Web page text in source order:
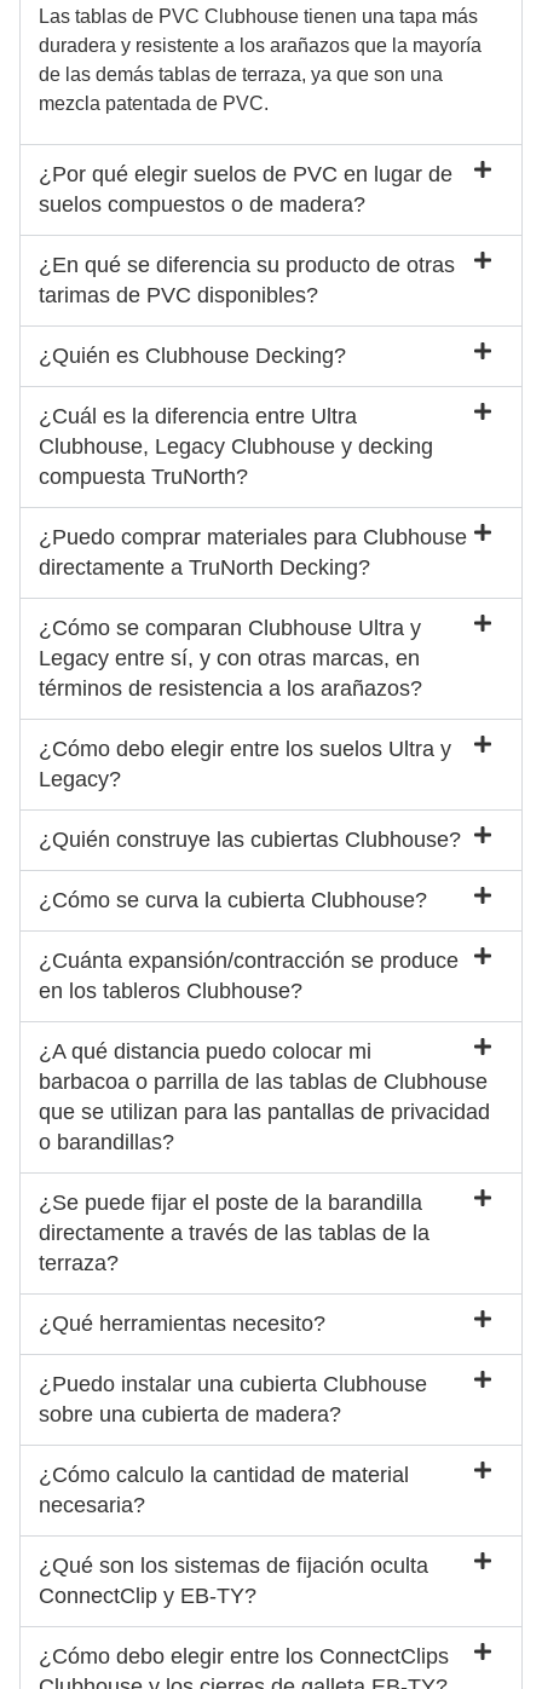
Las tablas de PVC Clubhouse tienen una tapa más
duradera y resistente a los arañazos que la mayoría
de las demás tablas de terraza, ya que son una
mezcla patentada de PVC.
¿Por qué elegir suelos de PVC en lugar de
suelos compuestos o de madera?
¿En qué se diferencia su producto de otras
tarimas de PVC disponibles?
¿Quién es Clubhouse Decking?
¿Cuál es la diferencia entre Ultra
Clubhouse, Legacy Clubhouse y decking
compuesta TruNorth?
¿Puedo comprar materiales para Clubhouse
directamente a TruNorth Decking?
¿Cómo se comparan Clubhouse Ultra y
Legacy entre sí, y con otras marcas, en
términos de resistencia a los arañazos?
¿Cómo debo elegir entre los suelos Ultra y
Legacy?
¿Quién construye las cubiertas Clubhouse?
¿Cómo se curva la cubierta Clubhouse?
¿Cuánta expansión/contracción se produce
en los tableros Clubhouse?
¿A qué distancia puedo colocar mi
barbacoa o parrilla de las tablas de Clubhouse
que se utilizan para las pantallas de privacidad
o barandillas?
¿Se puede fijar el poste de la barandilla
directamente a través de las tablas de la
terraza?
¿Qué herramientas necesito?
¿Puedo instalar una cubierta Clubhouse
sobre una cubierta de madera?
¿Cómo calculo la cantidad de material
necesaria?
¿Qué son los sistemas de fijación oculta
ConnectClip y EB-TY?
¿Cómo debo elegir entre los ConnectClips